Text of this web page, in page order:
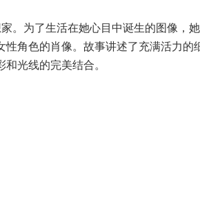
。为了生活在她心目中诞生的图像，
角色的肖像。故事讲述了充满活力
光线的完美结合。